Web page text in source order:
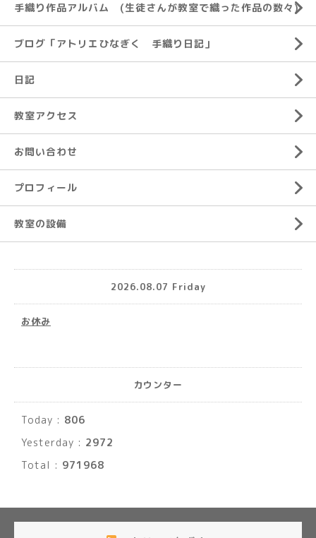
手織り作品アルバム (生徒さんが教室で織った作品の数々)
ブログ「アトリエひなぎく 手織り日記」
日記
教室アクセス
お問い合わせ
プロフィール
教室の設備
2026.08.07 Friday
お休み
カウンター
Today : 806
Yesterday : 2972
Total : 971968